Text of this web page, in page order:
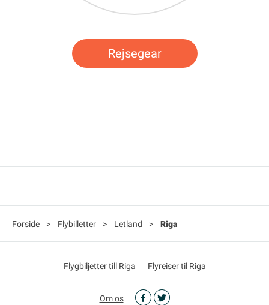
Rejsegear
Forside > Flybilletter > Letland > Riga
Flygbiljetter till Riga Flyreiser til Riga
Om os